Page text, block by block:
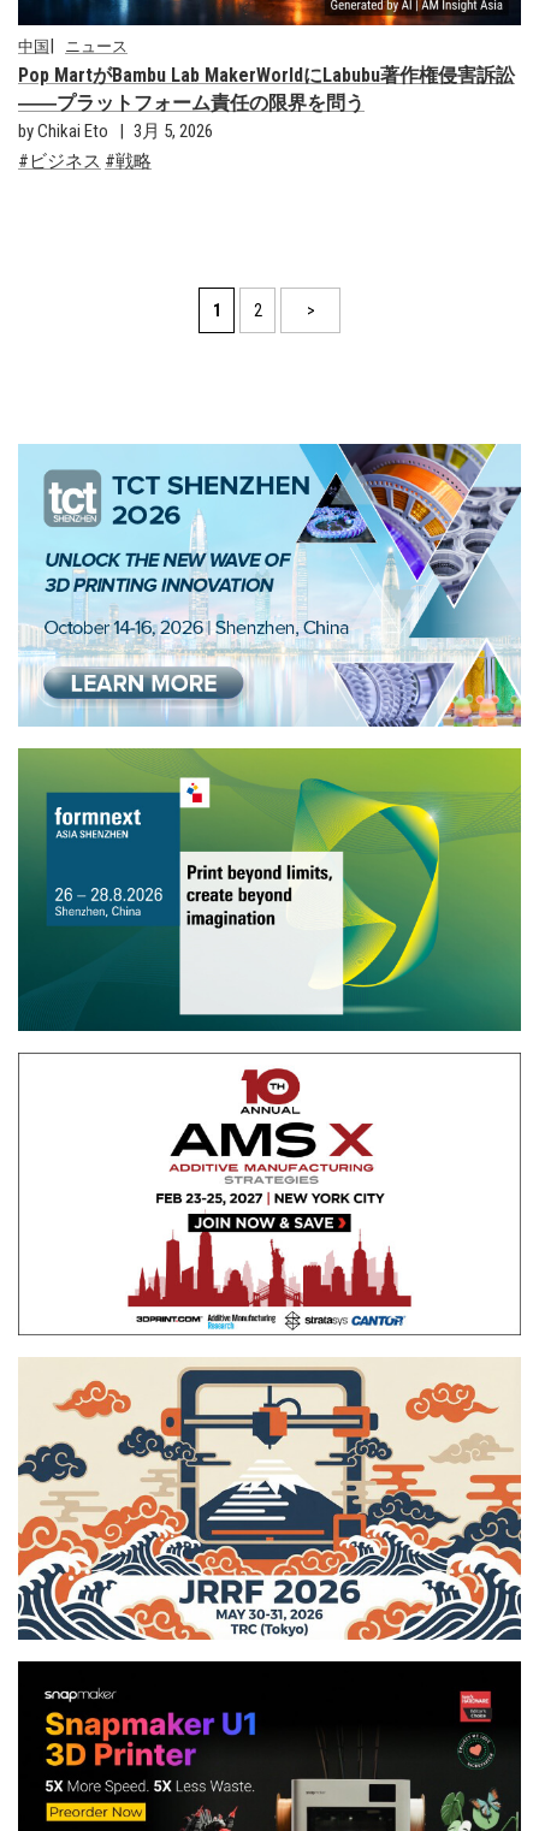
中国 ニュース
Pop MartがBambu Lab MakerWorldにLabubu著作権侵害訴訟
――プラットフォーム責任の限界を問う
by Chikai Eto
3月 5, 2026
ビジネス
戦略
1 2 >